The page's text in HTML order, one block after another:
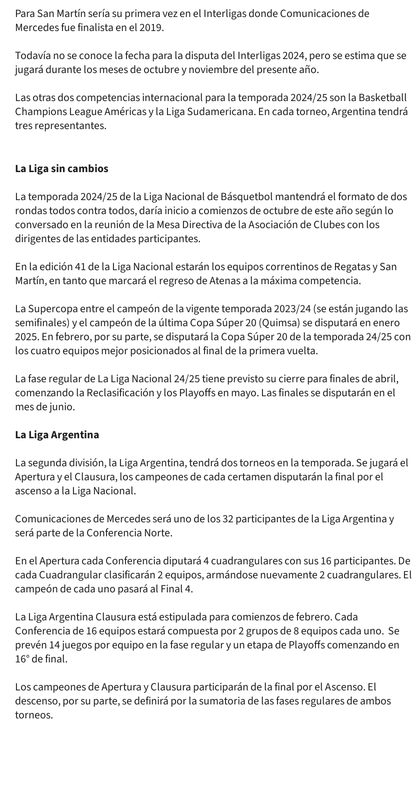
Para San Martín sería su primera vez en el Interligas donde Comunicaciones de
Mercedes fue finalista en el 2019.
Todavía no se conoce la fecha para la disputa del Interligas 2024, pero se estima que se
jugará durante los meses de octubre y noviembre del presente año.
Las otras dos competencias internacional para la temporada 2024/25 son la Basketball
Champions League Américas y la Liga Sudamericana. En cada torneo, Argentina tendrá
tres representantes.
La Liga sin cambios
La temporada 2024/25 de la Liga Nacional de Básquetbol mantendrá el formato de dos
rondas todos contra todos, daría inicio a comienzos de octubre de este año según lo
conversado en la reunión de la Mesa Directiva de la Asociación de Clubes con los
dirigentes de las entidades participantes.
En la edición 41 de la Liga Nacional estarán los equipos correntinos de Regatas y San
Martín, en tanto que marcará el regreso de Atenas a la máxima competencia.
La Supercopa entre el campeón de la vigente temporada 2023/24 (se están jugando las
semifinales) y el campeón de la última Copa Súper 20 (Quimsa) se disputará en enero
2025. En febrero, por su parte, se disputará la Copa Súper 20 de la temporada 24/25 con
los cuatro equipos mejor posicionados al final de la primera vuelta.
La fase regular de La Liga Nacional 24/25 tiene previsto su cierre para finales de abril,
comenzando la Reclasificación y los Playoffs en mayo. Las finales se disputarán en el
mes de junio.
La Liga Argentina
La segunda división, la Liga Argentina, tendrá dos torneos en la temporada. Se jugará el
Apertura y el Clausura, los campeones de cada certamen disputarán la final por el
ascenso a la Liga Nacional.
Comunicaciones de Mercedes será uno de los 32 participantes de la Liga Argentina y
será parte de la Conferencia Norte.
En el Apertura cada Conferencia diputará 4 cuadrangulares con sus 16 participantes. De
cada Cuadrangular clasificarán 2 equipos, armándose nuevamente 2 cuadrangulares. El
campeón de cada uno pasará al Final 4.
La Liga Argentina Clausura está estipulada para comienzos de febrero. Cada
Conferencia de 16 equipos estará compuesta por 2 grupos de 8 equipos cada uno. Se
prevén 14 juegos por equipo en la fase regular y un etapa de Playoffs comenzando en
16° de final.
Los campeones de Apertura y Clausura participarán de la final por el Ascenso. El
descenso, por su parte, se definirá por la sumatoria de las fases regulares de ambos
torneos.